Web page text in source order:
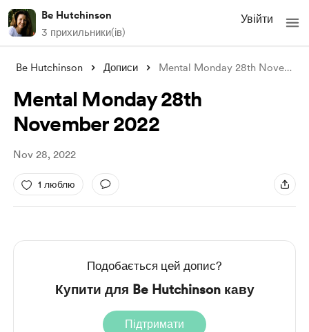
Be Hutchinson
3 прихильники(ів)
Увійти
Be Hutchinson Дописи Mental Monday 28th November 2022
Mental Monday 28th
November 2022
Nov 28, 2022
1 люблю
Подобається цей допис?
Купити для Be Hutchinson каву
Підтримати